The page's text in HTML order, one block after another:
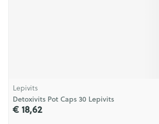
Lepivits
Detoxivits Pot Caps 30 Lepivits
€ 18,62